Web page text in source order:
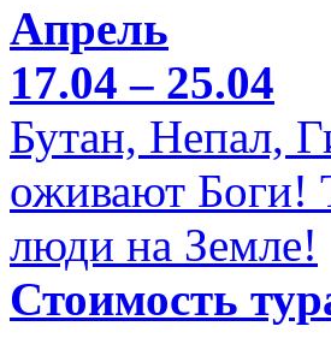
Апрель
17.04 – 25.04
Бутан, Непал,
оживают Боги!
люди на Земле!
Стоимость